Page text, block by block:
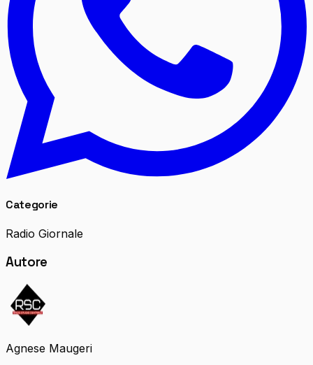
Categorie
Radio Giornale
Autore
Agnese Maugeri